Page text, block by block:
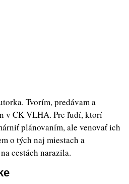
Tvorím, predávam a
v CK VLHA. Pre ľudí, ktorí
plánovaním, ale venovať ich
o tých naj miestach a
cestách narazila.